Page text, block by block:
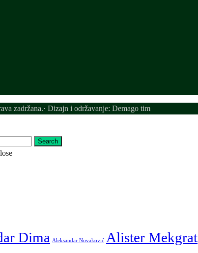
zadržana.· Dizajn i održavanje: Demago tim
Search
Dima Aleksandar Novaković Alister Mekgrat